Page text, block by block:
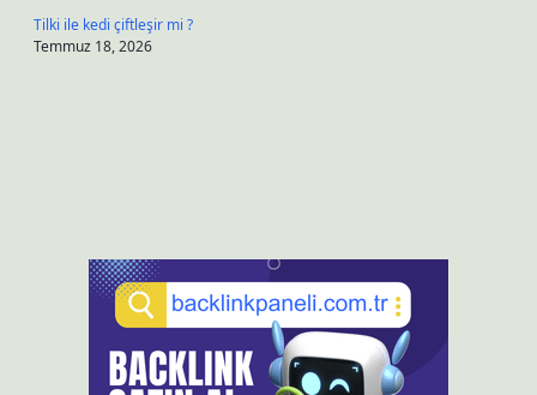
Tilki ile kedi çiftleşir mi ?
Temmuz 18, 2026